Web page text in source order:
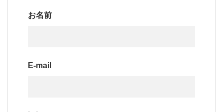
お名前
E-mail